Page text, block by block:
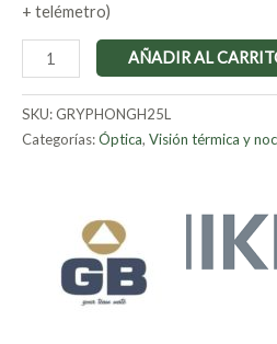
+ telémetro)
AÑADIR AL
SKU:GRYPHONGH25L
Categorías:Óptica, Visión térmica y